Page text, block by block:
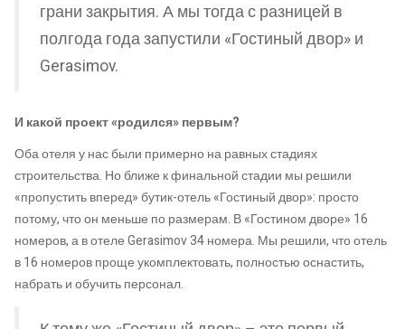
грани закрытия. А мы тогда с разницей в
полгода года запустили «Гостиный двор» и
Gerasimov.
И какой проект «родился» первым?
Оба отеля у нас были примерно на равных стадиях
строительства. Но ближе к финальной стадии мы решили
«пропустить вперед» бутик-отель «Гостиный двор»: просто
потому, что он меньше по размерам. В «Гостином дворе» 16
номеров, а в отеле Gerasimov 34 номера. Мы решили, что отель
в 16 номеров проще укомплектовать, полностью оснастить,
набрать и обучить персонал.